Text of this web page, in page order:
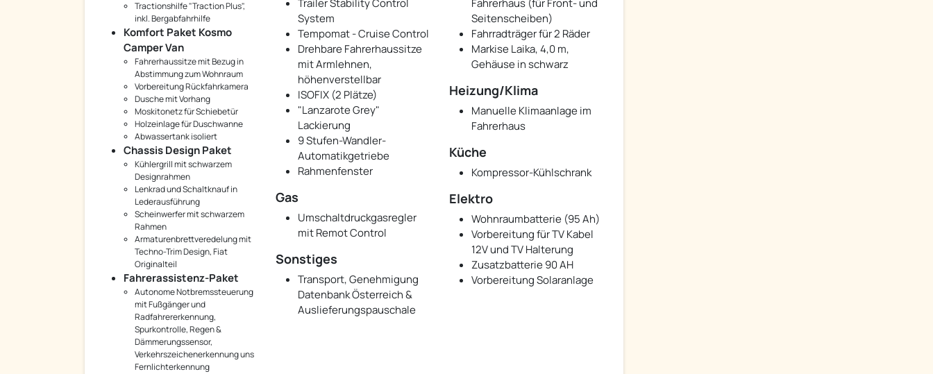
Tractionshilfe "Traction Plus",
inkl. Bergabfahrhilfe
Komfort Paket Kosmo
Camper Van
Fahrerhaussitze mit Bezug in
Abstimmung zum Wohnraum
Vorbereitung Rückfahrkamera
Dusche mit Vorhang
Moskitonetz für Schiebetür
Holzeinlage für Duschwanne
Abwassertank isoliert
Chassis Design Paket
Kühlergrill mit schwarzem
Designrahmen
Lenkrad und Schaltknauf in
Lederausführung
Scheinwerfer mit schwarzem
Rahmen
Armaturenbrettveredelung mit
Techno-Trim Design, Fiat
Originalteil
Fahrerassistenz-Paket
Autonome Notbremssteuerung
mit Fußgänger und
Radfahrererkennung,
Spurkontrolle, Regen &
Dämmerungssensor,
Verkehrszeichenerkennung uns
Fernlichterkennung
Trailer Stability Control
System
Tempomat - Cruise Control
Drehbare Fahrerhaussitze
mit Armlehnen,
höhenverstellbar
ISOFIX (2 Plätze)
"Lanzarote Grey"
Lackierung
9 Stufen-Wandler-
Automatikgetriebe
Rahmenfenster
Fahrerhaus (für Front- und
Seitenscheiben)
Fahrradträger für 2 Räder
Markise Laika, 4,0 m,
Gehäuse in schwarz
Heizung/Klima
Manuelle Klimaanlage im
Fahrerhaus
Küche
Kompressor-Kühlschrank
Gas
Umschaltdruckgasregler
mit Remot Control
Elektro
Wohnraumbatterie (95 Ah)
Vorbereitung für TV Kabel
12V und TV Halterung
Zusatzbatterie 90 AH
Vorbereitung Solaranlage
Sonstiges
Transport, Genehmigung
Datenbank Österreich &
Auslieferungspauschale